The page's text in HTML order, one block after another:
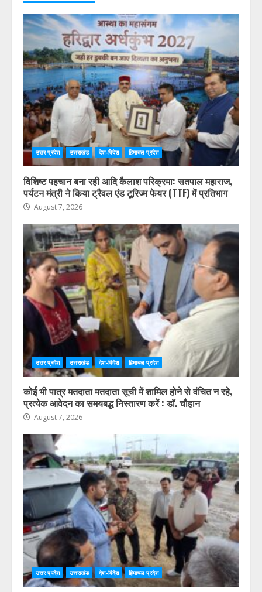
उत्तर प्रदेश उत्तराखंड देश-विदेश हिमाचल प्रदेश
विशिष्ट पहचान बना रही आदि कैलाश परिक्रमा: सतपाल महाराज,
पर्यटन मंत्री ने किया ट्रैवल एंड टूरिज्म फेयर (TTF) में प्रतिभाग
August 7, 2026
उत्तर प्रदेश उत्तराखंड देश-विदेश हिमाचल प्रदेश
कोई भी पात्र मतदाता मतदाता सूची में शामिल होने से वंचित न रहे,
प्रत्येक आवेदन का समयबद्ध निस्तारण करें : डॉ. चौहान
August 7, 2026
उत्तर प्रदेश उत्तराखंड देश-विदेश हिमाचल प्रदेश